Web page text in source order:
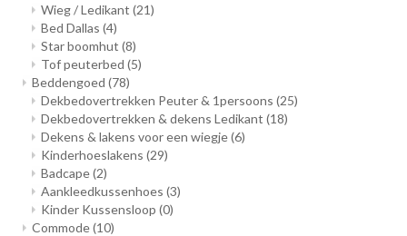
Wieg / Ledikant (21)
Bed Dallas (4)
Star boomhut (8)
Tof peuterbed (5)
Beddengoed (78)
Dekbedovertrekken Peuter & 1persoons (25)
Dekbedovertrekken & dekens Ledikant (18)
Dekens & lakens voor een wiegje(6)
Kinderhoeslakens (29)
Badcape(2)
Aankleedkussenhoes (3)
Kinder Kussensloop (0)
Commode(10)